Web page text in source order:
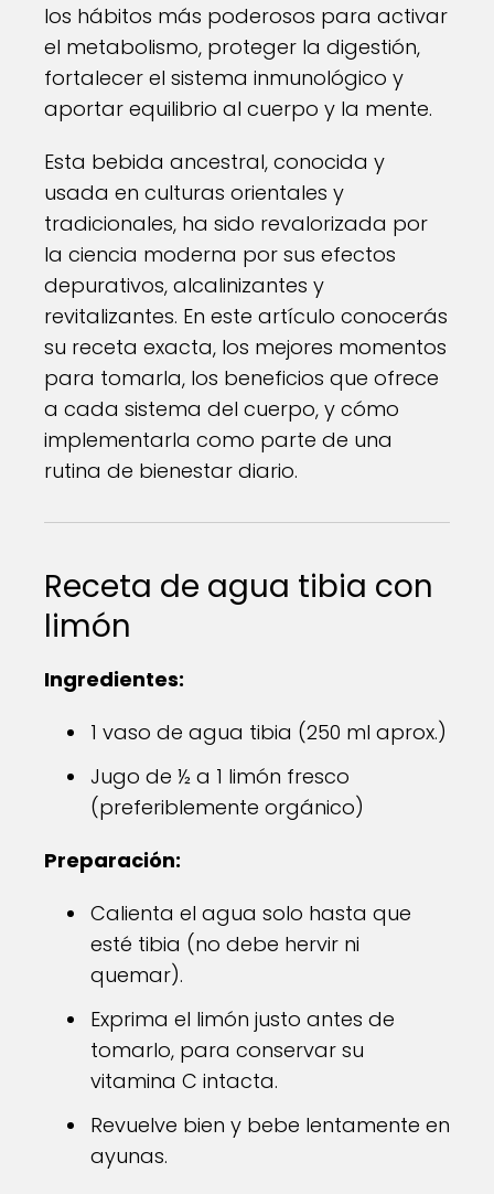
los hábitos más poderosos para activar
el metabolismo, proteger la digestión,
fortalecer el sistema inmunológico y
aportar equilibrio al cuerpo y la mente.
Esta bebida ancestral, conocida y
usada en culturas orientales y
tradicionales, ha sido revalorizada por
la ciencia moderna por sus efectos
depurativos, alcalinizantes y
revitalizantes. En este artículo conocerás
su receta exacta, los mejores momentos
para tomarla, los beneficios que ofrece
a cada sistema del cuerpo, y cómo
implementarla como parte de una
rutina de bienestar diario.
Receta de agua tibia con
limón
Ingredientes:
1 vaso de agua tibia (250 ml aprox.)
Jugo de ½ a 1 limón fresco
(preferiblemente orgánico)
Preparación:
Calienta el agua solo hasta que
esté tibia (no debe hervir ni
quemar).
Exprima el limón justo antes de
tomarlo, para conservar su
vitamina C intacta.
Revuelve bien y bebe lentamente en
ayunas.